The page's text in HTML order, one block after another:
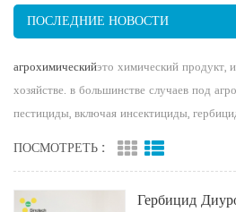
ПОСЛЕДНИЕ НОВОСТИ
агрохимическийэто химический продукт,
хозяйстве. в большинстве случаев под
пестициды, включая инсектициды,
ПОСМОТРЕТЬ :
Гербицид